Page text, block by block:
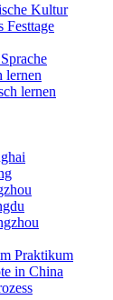
Kultur
Festtage
lernen
lernen
Praktikum
in China